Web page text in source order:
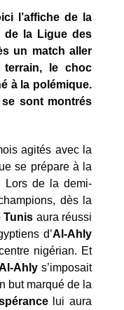
l’affiche de la
de la Ligue des
un match aller
le choc
à la polémique.
sont montrés
agités avec la
se prépare à la
Lors de la demi-
dès la
Tunis aura réussi
d’Al-Ahly
nigérian. Et
Ahly s’imposait
but marqué de la
lui aura